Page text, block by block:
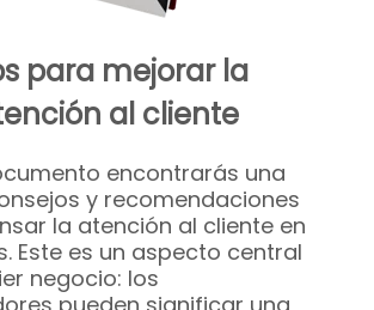
para mejorar la
al cliente
encontrarás una
y recomendaciones
la atención al cliente en
Este es un aspecto central
negocio: los